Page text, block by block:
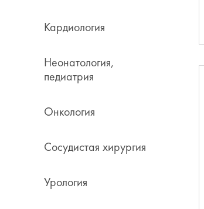
Кардиология
Неонатология,
педиатрия
Онкология
Сосудистая хирургия
Урология